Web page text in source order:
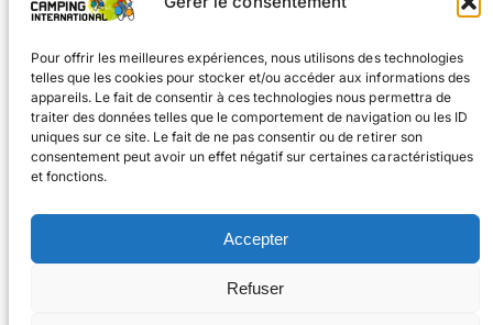
Pour offrir les meilleures expériences, nous utilisons des technologies
telles que les cookies pour stocker et/ou accéder aux informations des
appareils. Le fait de consentir à ces technologies nous permettra de
traiter des données telles que le comportement de navigation ou les ID
uniques sur ce site. Le fait de ne pas consentir ou de retirer son
consentement peut avoir un effet négatif sur certaines caractéristiques
et fonctions.
Accepter
Refuser
← Page précédente
6
Page suivante
→
Facebook Instagram
#cyclocampinginternational